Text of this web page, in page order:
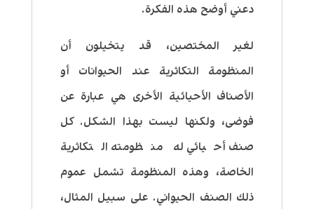
دعني أوضح هذه الفكرة.
لغير المختصين، قد يتخيلون أن
المنظومة التكاثرية عند الحيوانات أو
الأصناف الأحيائية الأخرى هي عبارة عن
فوضى، ولكنها ليست بهذا الشكل. كل
صنف أحيائي له منظومته التكاثرية
الخاصة، وهذه المنظومة تشمل عموم
ذلك الصنف الحيواني. على سبيل المثال،